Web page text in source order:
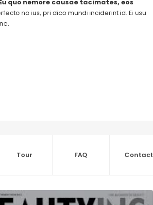
quo nemore causae tacimates, eos
no ius, pri dico mundi inciderint id. Ei usu
Tour FAQ Contact